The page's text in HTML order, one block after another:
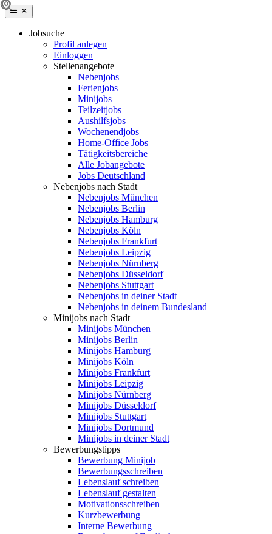
Jobsuche
Profil anlegen
Einloggen
Stellenangebote
Nebenjobs
Ferienjobs
Minijobs
Teilzeitjobs
Aushilfsjobs
Wochenendjobs
Home-Office Jobs
Tätigkeitsbereiche
Alle Jobangebote
Jobs Deutschland
Nebenjobs nach Stadt
Nebenjobs München
Nebenjobs Berlin
Nebenjobs Hamburg
Nebenjobs Köln
Nebenjobs Frankfurt
Nebenjobs Leipzig
Nebenjobs Nürnberg
Nebenjobs Düsseldorf
Nebenjobs Stuttgart
Nebenjobs in deiner Stadt
Nebenjobs in deinem Bundesland
Minijobs nach Stadt
Minijobs München
Minijobs Berlin
Minijobs Hamburg
Minijobs Köln
Minijobs Frankfurt
Minijobs Leipzig
Minijobs Nürnberg
Minijobs Düsseldorf
Minijobs Stuttgart
Minijobs Dortmund
Minijobs in deiner Stadt
Bewerbungstipps
Bewerbung Minijob
Bewerbungsschreiben
Lebenslauf schreiben
Lebenslauf gestalten
Motivationsschreiben
Kurzbewerbung
Interne Bewerbung